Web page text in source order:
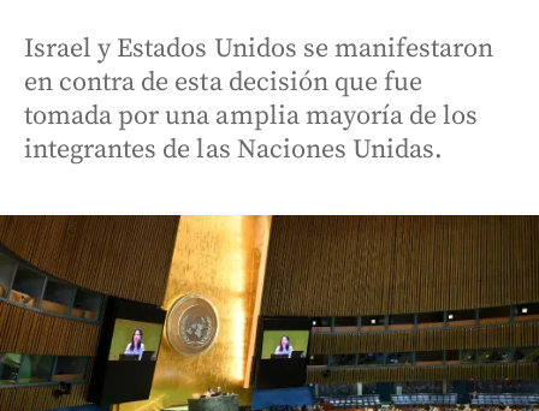
Israel y Estados Unidos se manifestaron
en contra de esta decisión que fue
tomada por una amplia mayoría de los
integrantes de las Naciones Unidas.